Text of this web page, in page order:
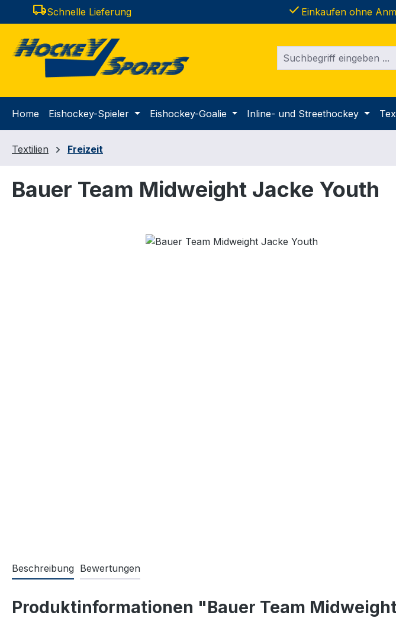
Hauptinhalt springen
Zur Suche springen
Zur Hauptnavigation springen
local_shippingSchnelle Lieferung done Einkaufen ohne
Home Eishockey-Spieler Eishockey-Goalie Inline- und Streethockey
Textilien Freizeit
Bauer Team Midweight Jacke Youth
Beschreibung Bewertungen
Produktinformationen "Bauer Team